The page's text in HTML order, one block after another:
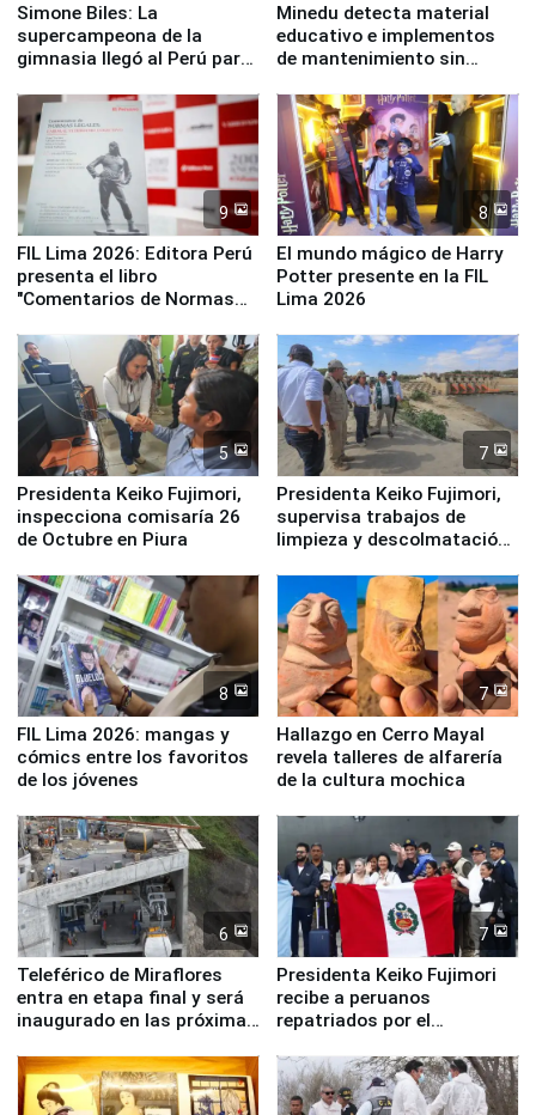
Simone Biles: La
supercampeona de la
gimnasia llegó al Perú para
Panamericanos Lima 2027
Minedu detecta material
educativo e implementos
de mantenimiento sin
la UGEL 2
9
FIL Lima 2026: Editora Perú
presenta el libro
"Comentarios de Normas
Derecho Colectivo"
8
El mundo mágico de Harry
Potter presente en la FIL
Lima 2026
5
Presidenta Keiko Fujimori,
inspecciona comisaría 26
de Octubre en Piura
7
Presidenta Keiko Fujimori,
supervisa trabajos de
limpieza y descolmatación
8
FIL Lima 2026: mangas y
cómics entre los favoritos
de los jóvenes
7
Hallazgo en Cerro Mayal
revela talleres de alfarería
de la cultura mochica
6
Teleférico de Miraflores
entra en etapa final y será
inaugurado en las próximas
7
Presidenta Keiko Fujimori
recibe a peruanos
repatriados por el